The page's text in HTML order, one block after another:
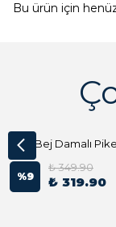
Bu ürün için
Açık Bej Damalı
%9
₺ 349.90
₺ 319.90